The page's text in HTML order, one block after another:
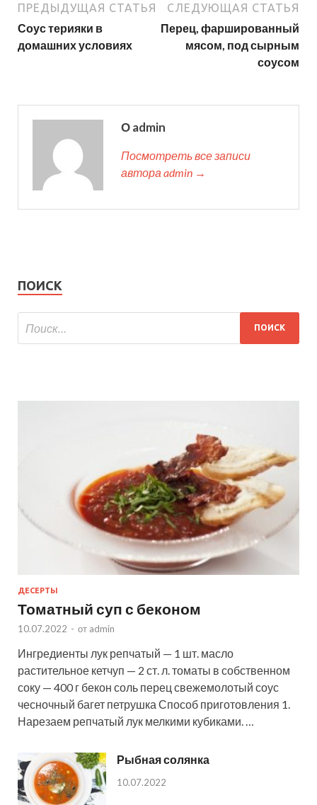
ПРЕДЫДУЩАЯ СТАТЬЯ
Соус терияки в
домашних условиях
СЛЕДУЮЩАЯ СТАТЬЯ
Перец, фаршированный
мясом, под сырным
соусом
О admin
Посмотреть все записи
автора admin →
ПОИСК
ДЕСЕРТЫ
Томатный суп с беконом
10.07.2022 - от admin
Ингредиенты лук репчатый — 1 шт. масло
растительное кетчуп — 2 ст. л. томаты в собственном
соку — 400 г бекон соль перец свежемолотый соус
чесночный багет петрушка Способ приготовления 1.
Нарезаем репчатый лук мелкими кубиками. …
Рыбная солянка
10.07.2022